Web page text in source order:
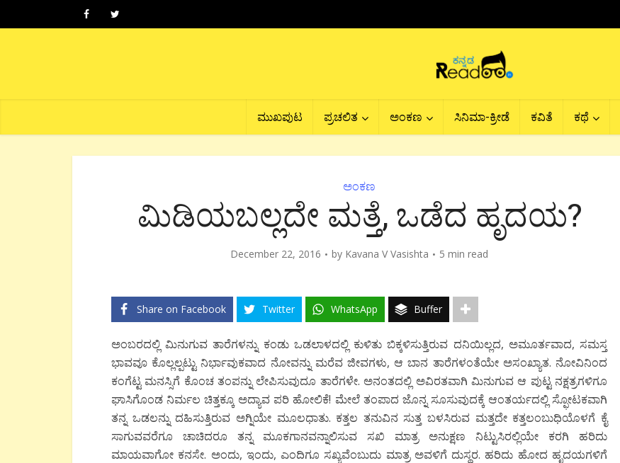
ಮುಖಪುಟ ಪ್ರಚಲಿತ ಅಂಕಣ ಸಿನಿಮಾ-ಕ್ರೀಡೆ ಕವಿತೆ ಕಥೆ
ಅಂಕಣ
ಮಿಡಿಯಬಲ್ಲದೇ ಮತ್ತೆ, ಒಡೆದ ಹೃದಯ?
December 22, 2016 by Kavana V Vasishta 5 min read
Share on Facebook Twitter WhatsApp Buffer
ಅಂಬರದಲ್ಲಿ ಮಿನುಗುವ ತಾರೆಗಳನ್ನು ಕಂಡು ಒಡಲಾಳದಲ್ಲಿ ಕುಳಿತು ಬಿಕ್ಕಳಿಸುತ್ತಿರುವ ದನಿಯಿಲ್ಲದ, ಅಮೂರ್ತವಾದ, ಸಮಸ್ತ
ಭಾವವೂ ಕೊಲ್ಲಲ್ಪಟ್ಟು ನಿರ್ಭಾವುಕವಾದ ನೋವನ್ನು ಮರೆವ ಜೀವಗಳು, ಆ ಬಾನ ತಾರೆಗಳಂತೆಯೇ ಅಸಂಖ್ಯಾತ. ನೋವಿನಿಂದ
ಕಂಗೆಟ್ಟ ಮನಸ್ಸಿಗೆ ಕೊಂಚ ತಂಪನ್ನು ಲೇಪಿಸುವುದೂ ತಾರೆಗಳೇ. ಅನಂತದಲ್ಲಿ ಅವಿರತವಾಗಿ ಮಿನುಗುವ ಆ ಪುಟ್ಟ ನಕ್ಷತ್ರಗಳಿಗೂ
ಘಾಸಿಗೊಂಡ ನಿರ್ಮಲ ಚಿತ್ತಕ್ಕೂ ಅದ್ಯಾವ ಪರಿ ಹೋಲಿಕೆ! ಮೇಲೆ ತಂಪಾದ ಜೊನ್ನ ಸೂಸುವುದಕ್ಕೆ ಆಂತರ್ಯದಲ್ಲಿ ಸ್ಫೋಟಕವಾಗಿ
ತನ್ನ ಒಡಲನ್ನು ದಹಿಸುತ್ತಿರುವ ಅಗ್ನಿಯೇ ಮೂಲಧಾತು. ಕತ್ತಲ ತನುವಿನ ಸುತ್ತ ಬಳಸಿರುವ ಮತ್ತದೇ ಕತ್ತಲಂಬುಧಿಯೊಳಗೆ ಕೈ
ಸಾಗುವವರೆಗೂ ಚಾಚಿದರೂ ತನ್ನ ಮೂಕಗಾನವನ್ನಾಲಿಸುವ ಸಖಿ ಮಾತ್ರ ಅನುಕ್ಷಣ ನಿಟ್ಟುಸಿರಲ್ಲಿಯೇ ಕರಗಿ ಹರಿದು
ಮಾಯವಾಗೋ ಕನಸೇ. ಅಂದು, ಇಂದು, ಎಂದಿಗೂ ಸಖ್ಯವೆಂಬುದು ಮಾತ್ರ ಅವಳಿಗೆ ದುಸ್ಥರ. ಹರಿದು ಹೋದ ಹೃದಯಗಳಿಗೆ